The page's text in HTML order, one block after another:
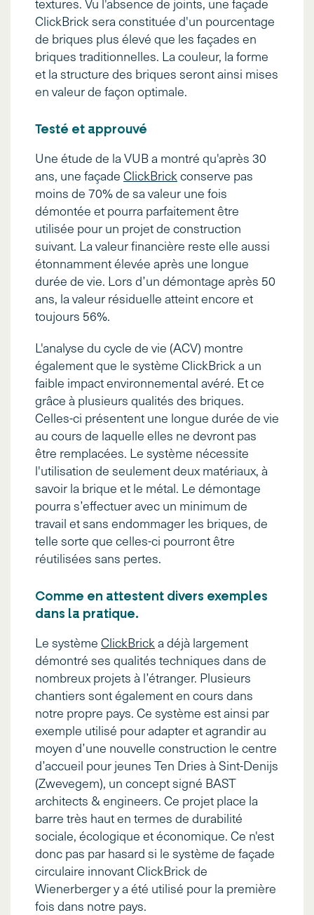
textures. Vu l'absence de joints, une façade
ClickBrick sera constituée d'un pourcentage
de briques plus élevé que les façades en
briques traditionnelles. La couleur, la forme
et la structure des briques seront ainsi mises
en valeur de façon optimale.
Testé et approuvé
Une étude de la VUB a montré qu'après 30
ans, une façade ClickBrickconserve pas
moins de 70% de sa valeur une fois
démontée et pourra parfaitement être
utilisée pour un projet de construction
suivant. La valeur financière reste elle aussi
étonnamment élevée après une longue
durée de vie. Lors d’un démontage après 50
ans, la valeur résiduelle atteint encore et
toujours 56%.
L'analyse du cycle de vie (ACV) montre
également que le système ClickBrick a un
faible impact environnemental avéré. Et ce
grâce à plusieurs qualités des briques.
Celles-ci présentent une longue durée de vie
au cours de laquelle elles ne devront pas
être remplacées. Le système nécessite
l'utilisation de seulement deux matériaux, à
savoir la brique et le métal. Le démontage
pourra s’effectuer avec un minimum de
travail et sans endommager les briques, de
telle sorte que celles-ci pourront être
réutilisées sans pertes.
Comme en attestent divers exemples
dans la pratique.
Le système ClickBricka déjà largement
démontré ses qualités techniques dans de
nombreux projets à l’étranger. Plusieurs
chantiers sont également en cours dans
notre propre pays. Ce système est ainsi par
exemple utilisé pour adapter et agrandir au
moyen d’une nouvelle construction le centre
d’accueil pour jeunes Ten Dries à Sint-Denijs
(Zwevegem), un concept signé BAST
architects & engineers. Ce projet place la
barre très haut en termes de durabilité
sociale, écologique et économique. Ce n'est
donc pas par hasard si le système de façade
circulaire innovant ClickBrick de
Wienerberger y a été utilisé pour la première
fois dans notre pays.